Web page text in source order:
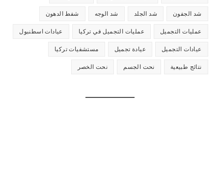
شد الجلد شد الوجه شفط الدهون
عمليات التجميل في تركيا عيادات اسطنبول
عيادة تجميل مستشفيات تركيا
نحت الجسم نحت الخصر